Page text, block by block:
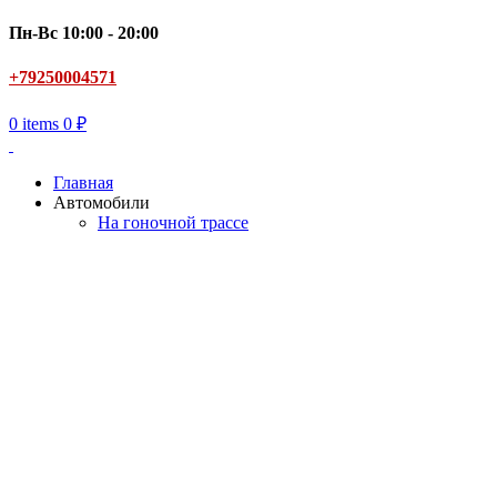
Пн-Вс 10:00 - 20:00
+79250004571
0 items 0 ₽
Главная
Автомобили
На гоночной трассе